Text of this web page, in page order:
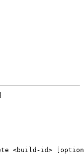
<build-id>